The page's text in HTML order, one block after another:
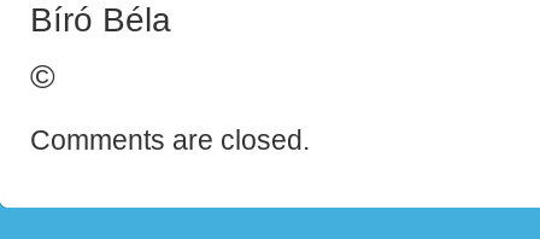
Bíró Béla
©
Comments are closed.